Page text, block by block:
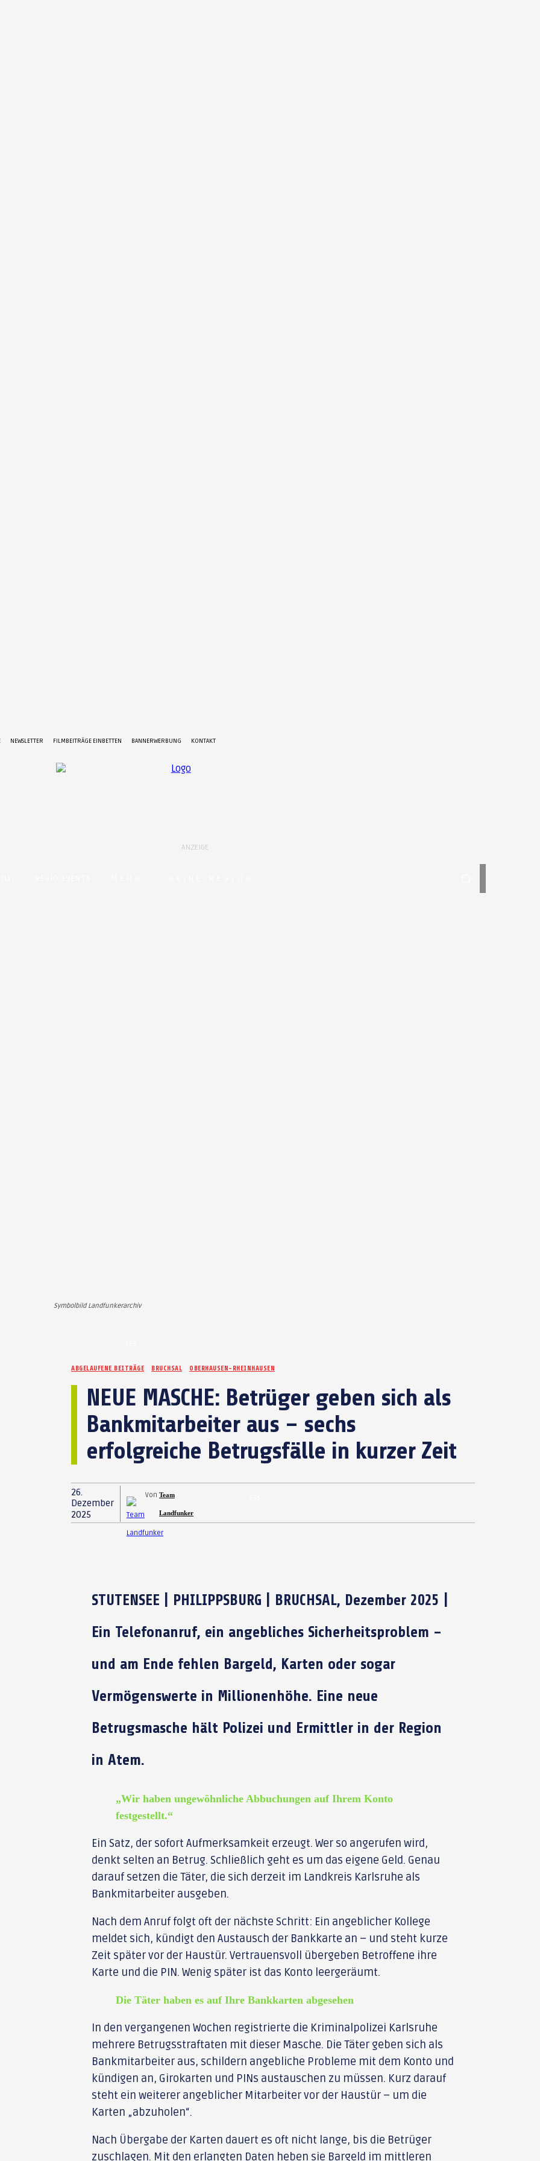
NEWSLETTER FILMBEITRÄGE EINBETTEN BANNERWERBUNG KONTAKT
ANZEIGE
Symbolbild Landfunkerarchiv
ABGELAUFENE BEITRÄGE BRUCHSAL OBERHAUSEN-RHEINHAUSEN
NEUE MASCHE: Betrüger geben sich als
Bankmitarbeiter aus – sechs
erfolgreiche Betrugsfälle in kurzer Zeit
26.
Dezember
2025
Von Team
Landfunker
STUTENSEE | PHILIPPSBURG | BRUCHSAL, Dezember 2025 |
Ein Telefonanruf, ein angebliches Sicherheitsproblem –
und am Ende fehlen Bargeld, Karten oder sogar
Vermögenswerte in Millionenhöhe. Eine neue
Betrugsmasche hält Polizei und Ermittler in der Region
in Atem.
„Wir haben ungewöhnliche Abbuchungen auf Ihrem Konto
festgestellt.“
Ein Satz, der sofort Aufmerksamkeit erzeugt. Wer so angerufen wird,
denkt selten an Betrug. Schließlich geht es um das eigene Geld. Genau
darauf setzen die Täter, die sich derzeit im Landkreis Karlsruhe als
Bankmitarbeiter ausgeben.
Nach dem Anruf folgt oft der nächste Schritt: Ein angeblicher Kollege
meldet sich, kündigt den Austausch der Bankkarte an – und steht kurze
Zeit später vor der Haustür. Vertrauensvoll übergeben Betroffene ihre
Karte und die PIN. Wenig später ist das Konto leergeräumt.
Die Täter haben es auf Ihre Bankkarten abgesehen
In den vergangenen Wochen registrierte die Kriminalpolizei Karlsruhe
mehrere Betrugsstraftaten mit dieser Masche. Die Täter geben sich als
Bankmitarbeiter aus, schildern angebliche Probleme mit dem Konto und
kündigen an, Girokarten und PINs austauschen zu müssen. Kurz darauf
steht ein weiterer angeblicher Mitarbeiter vor der Haustür – um die
Karten „abzuholen“.
Nach Übergabe der Karten dauert es oft nicht lange, bis die Betrüger
zuschlagen. Mit den erlangten Daten heben sie Bargeld im mittleren